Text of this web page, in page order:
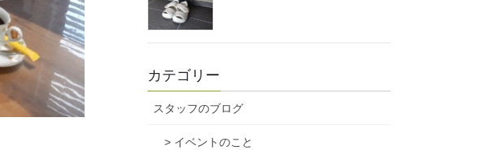
カテゴリー
スタッフのブログ
> イベントのこと